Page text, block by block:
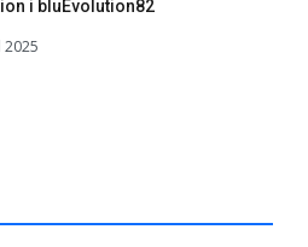
i bluEvolution82